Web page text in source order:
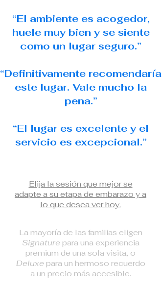
“El ambiente es acogedor,
huele muy bien y se siente
como un lugar seguro.”
“Definitivamente recomendaría
este lugar. Vale mucho la
pena.”
“El lugar es excelente y el
servicio es excepcional.”
Elija la sesión que mejor se
adapte a su etapa de embarazo y a
lo que desea ver hoy.
La mayoría de las familias eligen
Signature para una experiencia
premium de una sola visita, o
Deluxe para un hermoso recuerdo
a un precio más accesible.